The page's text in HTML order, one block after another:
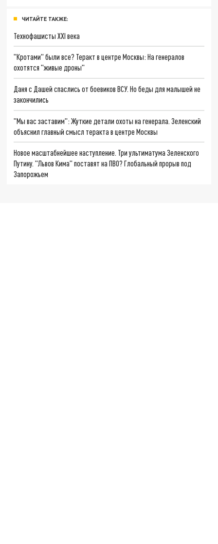
ЧИТАЙТЕ ТАКЖЕ:
Технофашисты XXI века
"Кротами" были все? Теракт в центре Москвы: На генералов
охотятся "живые дроны"
Даня с Дашей спаслись от боевиков ВСУ. Но беды для малышей не
закончились
"Мы вас заставим": Жуткие детали охоты на генерала. Зеленский
объяснил главный смысл теракта в центре Москвы
Новое масштабнейшее наступление. Три ультиматума Зеленского
Путину. "Львов Кима" поставят на ПВО? Глобальный прорыв под
Запорожьем